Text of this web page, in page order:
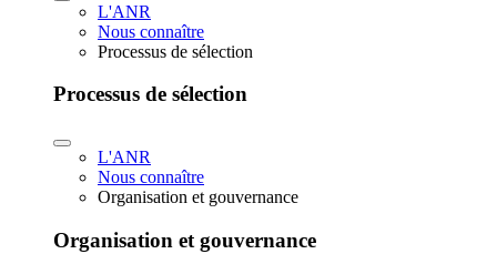
L'ANR
Nous connaître
Processus de sélection
Processus de sélection
L'ANR
Nous connaître
Organisation et gouvernance
Organisation et gouvernance